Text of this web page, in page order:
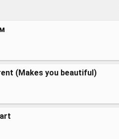
(Makes you beautiful)